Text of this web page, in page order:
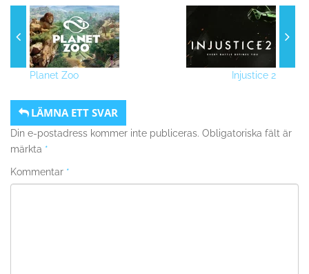
Planet Zoo Injustice 2
LÄMNA ETT SVAR
Din e-postadress kommer inte publiceras. Obligatoriska fält är
märkta *
Kommentar *